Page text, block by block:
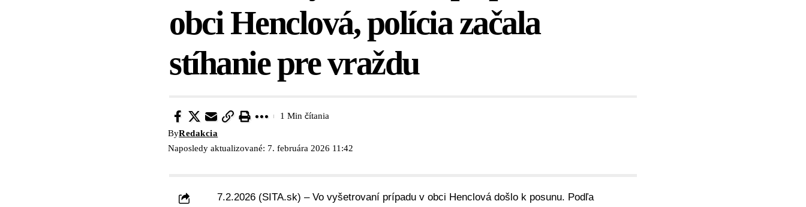
obci Henclová, polícia začala
stíhanie pre vraždu
Naposledy aktualizované: 7. februára 2026 11:42
ByRedakcia
1 Min čítania
7.2.2026 (SITA.sk) – Vo vyšetrovaní prípadu v obci Henclová došlo k posunu. Podľa